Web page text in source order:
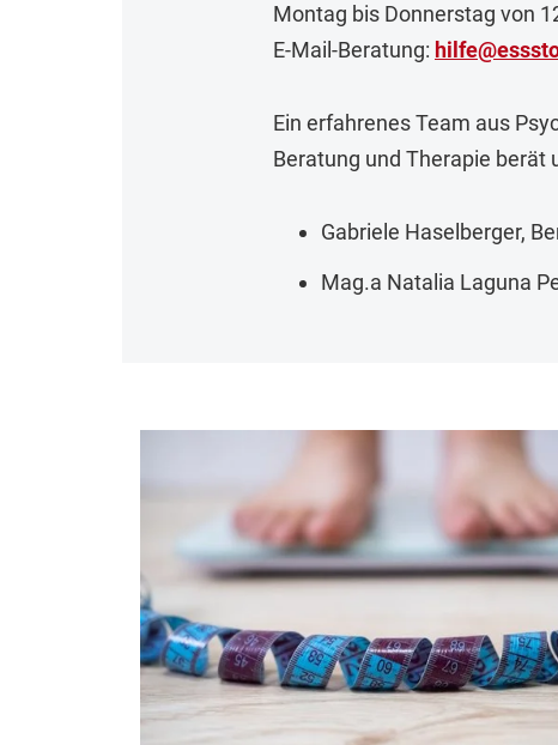
Montag bis Donnerstag von
E-Mail-Beratung: hilfe@
Ein erfahrenes Team aus
Beratung und Therapie berät
Gabriele Haselberger,
Mag.a Natalia Laguna